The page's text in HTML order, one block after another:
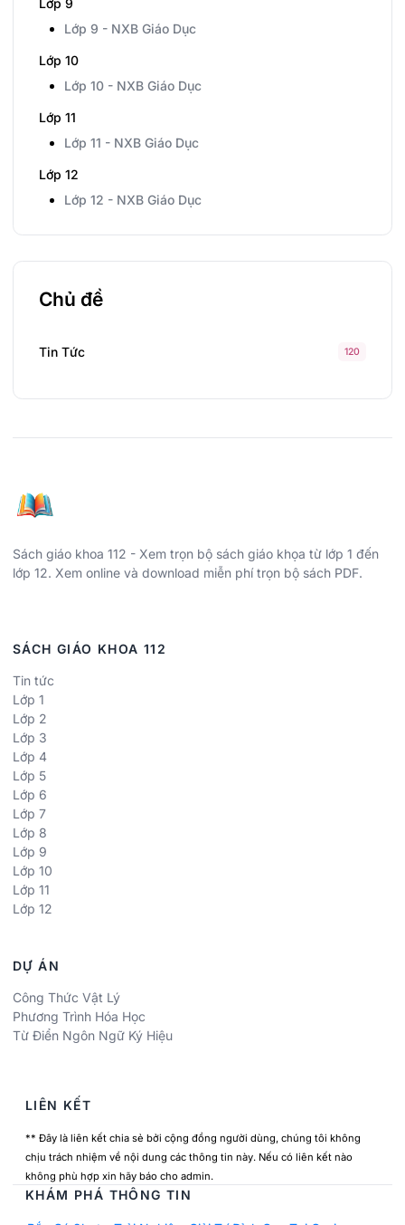
Lớp 9
Lớp 9 - NXB Giáo Dục
Lớp 10
Lớp 10 - NXB Giáo Dục
Lớp 11
Lớp 11 - NXB Giáo Dục
Lớp 12
Lớp 12 - NXB Giáo Dục
Chủ đề
Tin Tức 120
Sách giáo khoa 112 - Xem trọn bộ sách giáo khọa từ lớp 1 đến
lớp 12. Xem online và download miễn phí trọn bộ sách PDF.
SÁCH GIÁO KHOA 112
Tin tức
Lớp 1
Lớp 2
Lớp 3
Lớp 4
Lớp 5
Lớp 6
Lớp 7
Lớp 8
Lớp 9
Lớp 10
Lớp 11
Lớp 12
DỰ ÁN
Công Thức Vật Lý
Phương Trình Hóa Học
Từ Điển Ngôn Ngữ Ký Hiệu
LIÊN KẾT
** Đây là liên kết chia sẻ bởi cộng đồng người dùng, chúng tôi không
chịu trách nhiệm về nội dung các thông tin này. Nếu có liên kết nào
không phù hợp xin hãy báo cho admin.
KHÁM PHÁ THÔNG TIN